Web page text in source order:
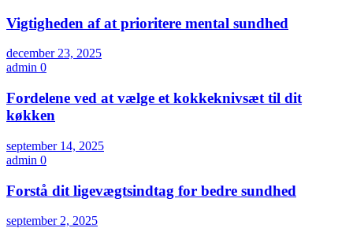
Vigtigheden af at prioritere mental sundhed
december 23, 2025
admin 0
Fordelene ved at vælge et kokkeknivsæt til dit
køkken
september 14, 2025
admin 0
Forstå dit ligevægtsindtag for bedre sundhed
september 2, 2025